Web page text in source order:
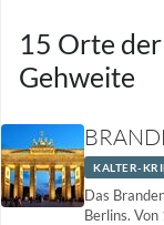
15 Orte
Gehweite
KALTER-
Das
Berlins.